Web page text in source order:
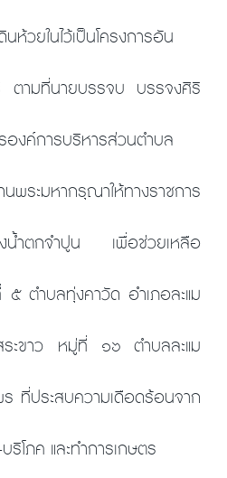
ห้วยในไว้เป็นโครงการอัน
ตามที่นายบรรจบ บรรจงศิริ
องค์การบริหารส่วนตำบล
พระมหากรุณาให้ทางราชการ
น้ำตกจำปูน เพื่อช่วยเหลือ
ตำบลทุ่งคาวัด อำเภอละแม
ระขาว หมู่ที่ ๑๖ ตำบลละแม
ที่ประสบความเดือดร้อนจาก
โภค และทำการเกษตร